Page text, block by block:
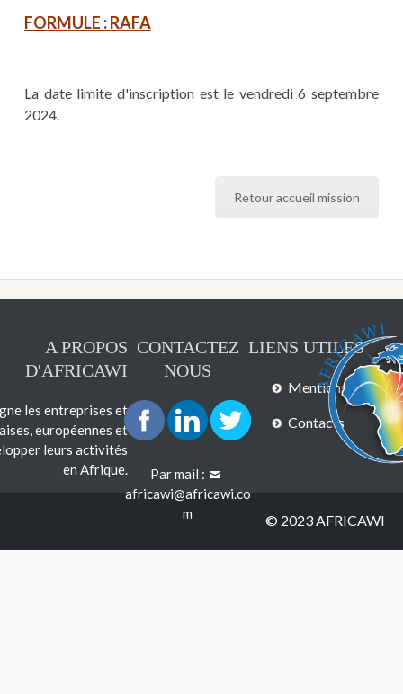
FORMULE : RAFA
La date limite d'inscription est le vendredi 6 septembre
2024.
Retour accueil mission
A PROPOS
D'AFRICAWI
les entreprises et
européennes et
leurs activités
en Afrique.
CONTACTEZ
NOUS
Par mail :
africawi@africawi.co
m
LIENS UTILES
Mentions légales
Contacts
© 2023 AFRICAWI